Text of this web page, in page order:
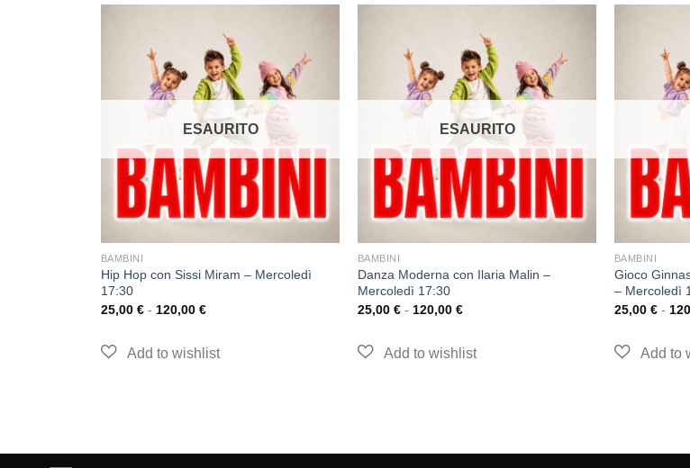
ESAURITO
BAMBINI
Hip Hop con Sissi Miram – Mercoledì
17:30
25,00 € - 120,00 €
ESAURITO
BAMBINI
Danza Moderna con Ilaria Malin –
Mercoledì 17:30
25,00 € - 120,00 €
BAMBINI
Gioco
– Mercoledì
25,00 € -